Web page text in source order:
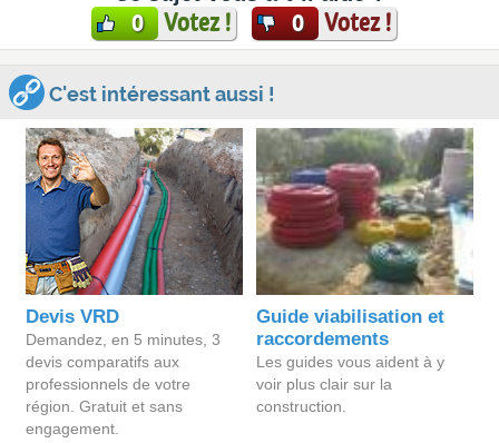
0 Votez ! 0 Votez !
C'est intéressant aussi !
Devis VRD
Demandez, en 5 minutes, 3
devis comparatifs aux
professionnels de votre
région. Gratuit et sans
engagement.
Guide viabilisation et
raccordements
Les guides vous aident à y
voir plus clair sur la
construction.